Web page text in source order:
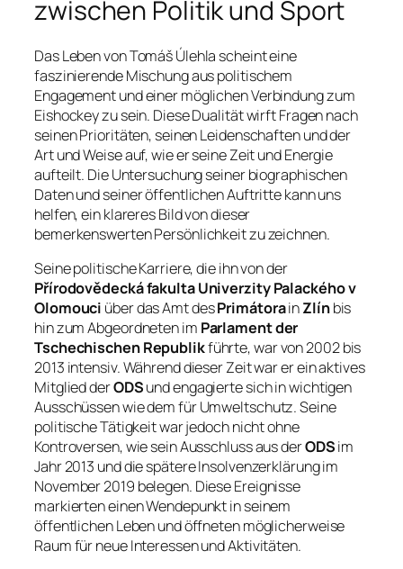
zwischen Politik und Sport
Das Leben von Tomáš Úlehla scheint eine
faszinierende Mischung aus politischem
Engagement und einer möglichen Verbindung zum
Eishockey zu sein. Diese Dualität wirft Fragen nach
seinen Prioritäten, seinen Leidenschaften und der
Art und Weise auf, wie er seine Zeit und Energie
aufteilt. Die Untersuchung seiner biographischen
Daten und seiner öffentlichen Auftritte kann uns
helfen, ein klareres Bild von dieser
bemerkenswerten Persönlichkeit zu zeichnen.
Seine politische Karriere, die ihn von der
Přírodovědecká fakulta Univerzity Palackého v
Olomouci über das Amt desPrimátorainZlínbis
hin zum Abgeordneten im Parlament der
Tschechischen Republikführte, war von 2002 bis
2013 intensiv. Während dieser Zeit war er ein aktives
Mitglied derODSund engagierte sich in wichtigen
Ausschüssen wie dem für Umweltschutz. Seine
politische Tätigkeit war jedoch nicht ohne
Kontroversen, wie sein Ausschluss aus derODSim
Jahr 2013 und die spätere Insolvenzerklärung im
November 2019 belegen. Diese Ereignisse
markierten einen Wendepunkt in seinem
öffentlichen Leben und öffneten möglicherweise
Raum für neue Interessen und Aktivitäten.